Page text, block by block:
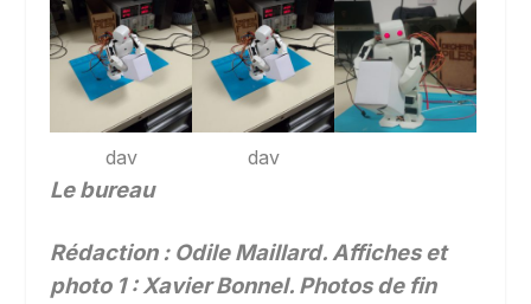
dav dav
Le bureau
Rédaction : Odile Maillard. Affiches et
photo 1 : Xavier Bonnel. Photos de fin